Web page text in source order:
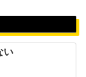
い